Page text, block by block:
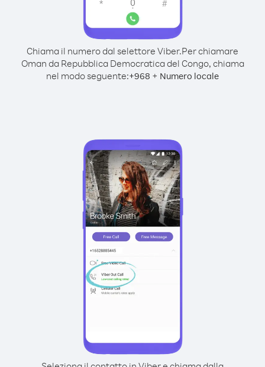
Chiama il numero dal selettore Viber.Per chiamare
Oman da Repubblica Democratica del Congo, chiama
nel modo seguente:+968 + Numero locale